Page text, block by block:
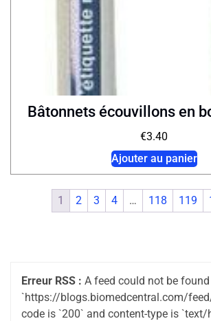
Bâtonnets écouvillons en
€3.40
Ajouter au panier
1 2 3 4 … 118 119
Erreur RSS : A feed could not be
`https://blogs.biomedcentral.com/
code is `200` and content-type is `text/